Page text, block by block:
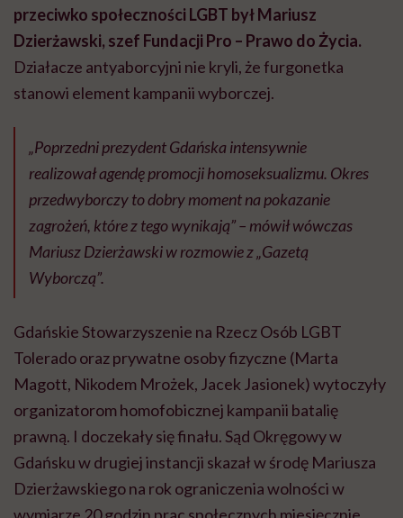
przeciwko społeczności LGBT był Mariusz
Dzierżawski, szef Fundacji Pro – Prawo do Życia.
Działacze antyaborcyjni nie kryli, że furgonetka
stanowi element kampanii wyborczej.
„Poprzedni prezydent Gdańska intensywnie
realizował agendę promocji homoseksualizmu. Okres
przedwyborczy to dobry moment na pokazanie
zagrożeń, które z tego wynikają” – mówił wówczas
Mariusz Dzierżawski w rozmowie z „Gazetą
Wyborczą”.
Gdańskie Stowarzyszenie na Rzecz Osób LGBT
Tolerado oraz prywatne osoby fizyczne (Marta
Magott, Nikodem Mrożek, Jacek Jasionek) wytoczyły
organizatorom homofobicznej kampanii batalię
prawną. I doczekały się finału. Sąd Okręgowy w
Gdańsku w drugiej instancji skazał w środę Mariusza
Dzierżawskiego na rok ograniczenia wolności w